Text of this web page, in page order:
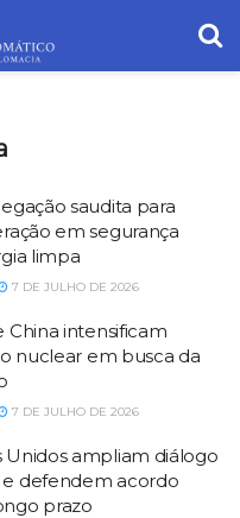
saudita para
em segurança
limpa
7 DE JULHO DE 2026
China intensificam
nuclear em busca da
7 DE JULHO DE 2026
Unidos ampliam diálogo
defendem acordo
prazo